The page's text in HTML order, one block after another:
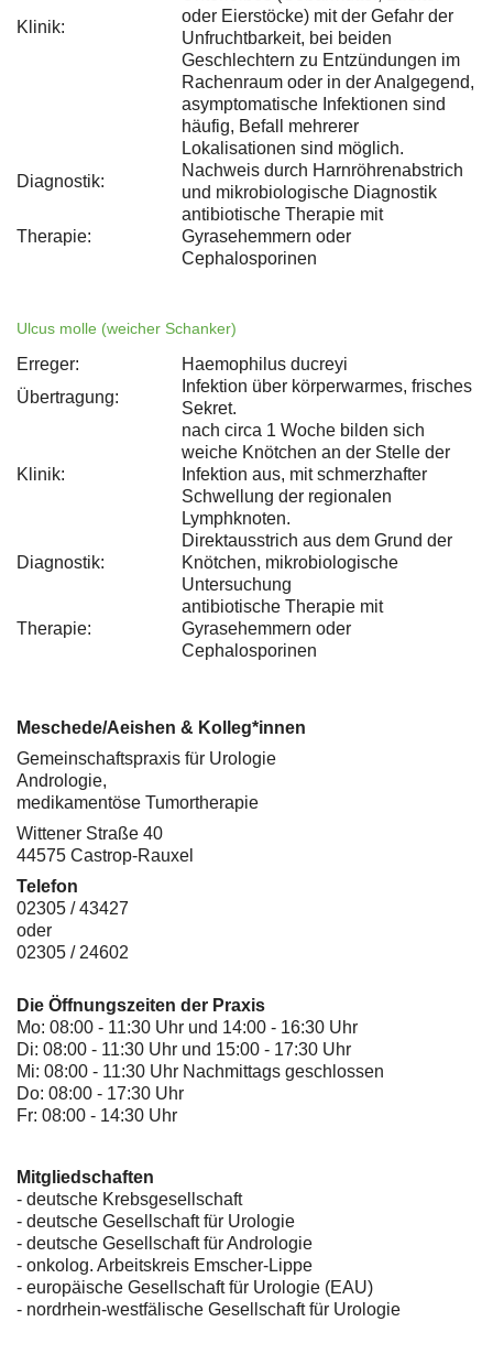
Klinik:
oder Eierstöcke) mit der Gefahr der
Unfruchtbarkeit, bei beiden
Geschlechtern zu Entzündungen im
Rachenraum oder in der Analgegend,
asymptomatische Infektionen sind
häufig, Befall mehrerer
Lokalisationen sind möglich.
Diagnostik:
Nachweis durch Harnröhrenabstrich
und mikrobiologische Diagnostik
Therapie:
antibiotische Therapie mit
Gyrasehemmern oder
Cephalosporinen
Ulcus molle (weicher Schanker)
Erreger:
Haemophilus ducreyi
Übertragung:
Infektion über körperwarmes, frisches
Sekret.
Klinik:
nach circa 1 Woche bilden sich
weiche Knötchen an der Stelle der
Infektion aus, mit schmerzhafter
Schwellung der regionalen
Lymphknoten.
Diagnostik:
Direktausstrich aus dem Grund der
Knötchen, mikrobiologische
Untersuchung
Therapie:
antibiotische Therapie mit
Gyrasehemmern oder
Cephalosporinen
Meschede/Aeishen & Kolleg*innen
Gemeinschaftspraxis für Urologie
Andrologie,
medikamentöse Tumortherapie
Wittener Straße 40
44575 Castrop-Rauxel
Telefon
02305 / 43427
oder
02305 / 24602
Die Öffnungszeiten der Praxis
Mo: 08:00 - 11:30 Uhr und 14:00 - 16:30 Uhr
Di: 08:00 - 11:30 Uhr und 15:00 - 17:30 Uhr
Mi: 08:00 - 11:30 Uhr Nachmittags geschlossen
Do: 08:00 - 17:30 Uhr
Fr: 08:00 - 14:30 Uhr
Mitgliedschaften
- deutsche Krebsgesellschaft
- deutsche Gesellschaft für Urologie
- deutsche Gesellschaft für Andrologie
- onkolog. Arbeitskreis Emscher-Lippe
- europäische Gesellschaft für Urologie (EAU)
- nordrhein-westfälische Gesellschaft für Urologie